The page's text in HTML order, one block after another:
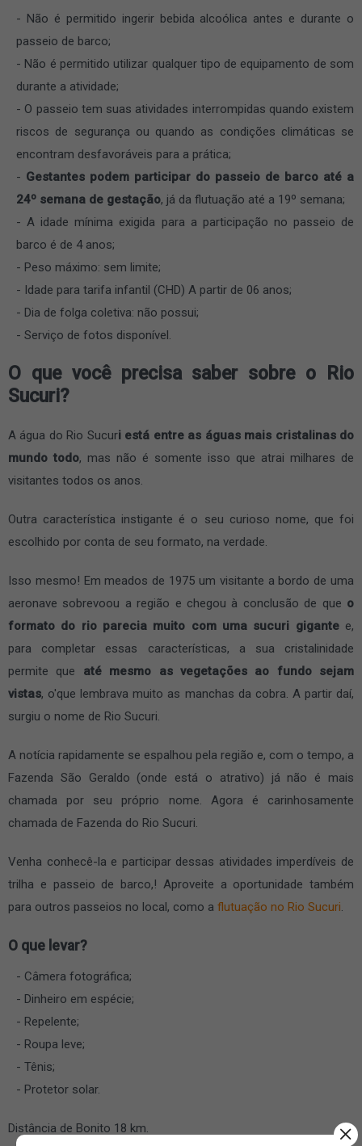
Não é permitido ingerir bebida alcoólica antes e durante o
passeio de barco;
Não é permitido utilizar qualquer tipo de equipamento de som
durante a atividade;
O passeio tem suas atividades interrompidas quando existem
riscos de segurança ou quando as condições climáticas se
encontram desfavoráveis para a prática;
Gestantes podem participar do passeio de barco até a
24º semana de gestação, já da flutuação até a 19º semana;
A idade mínima exigida para a participação no passeio de
barco é de 4 anos;
Peso máximo: sem limite;
Idade para tarifa infantil (CHD) A partir de 06 anos;
Dia de folga coletiva: não possui;
Serviço de fotos disponível.
O que você precisa saber sobre o Rio
Sucuri?
A água do Rio Sucuri está entre as águas mais cristalinas do
mundo todo, mas não é somente isso que atrai milhares de
visitantes todos os anos.
Outra característica instigante é o seu curioso nome, que foi
escolhido por conta de seu formato, na verdade.
Isso mesmo! Em meados de 1975 um visitante a bordo de uma
aeronave sobrevoou a região e chegou à conclusão de que o
formato do rio parecia muito com uma sucuri gigantee,
para completar essas características, a sua cristalinidade
permite que até mesmo as vegetações ao fundo sejam
vistas, o'que lembrava muito as manchas da cobra. A partir daí,
surgiu o nome de Rio Sucuri.
A notícia rapidamente se espalhou pela região e, com o tempo, a
Fazenda São Geraldo (onde está o atrativo) já não é mais
chamada por seu próprio nome. Agora é carinhosamente
chamada de Fazenda do Rio Sucuri.
Venha conhecê-la e participar dessas atividades imperdíveis de
trilha e passeio de barco,! Aproveite a oportunidade também
para outros passeios no local, como a flutuação no Rio Sucuri
O que levar?
Câmera fotográfica;
Dinheiro em espécie;
Repelente;
Roupa leve;
Tênis;
Protetor solar.
Distância de Bonito 18 km.